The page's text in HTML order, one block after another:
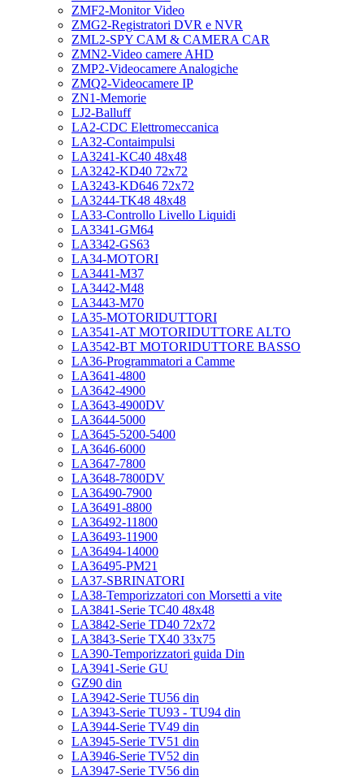
ZMF2-Monitor Video
ZMG2-Registratori DVR e NVR
ZML2-SPY CAM & CAMERA CAR
ZMN2-Video camere AHD
ZMP2-Videocamere Analogiche
ZMQ2-Videocamere IP
ZN1-Memorie
LJ2-Balluff
LA2-CDC Elettromeccanica
LA32-Contaimpulsi
LA3241-KC40 48x48
LA3242-KD40 72x72
LA3243-KD646 72x72
LA3244-TK48 48x48
LA33-Controllo Livello Liquidi
LA3341-GM64
LA3342-GS63
LA34-MOTORI
LA3441-M37
LA3442-M48
LA3443-M70
LA35-MOTORIDUTTORI
LA3541-AT MOTORIDUTTORE ALTO
LA3542-BT MOTORIDUTTORE BASSO
LA36-Programmatori a Camme
LA3641-4800
LA3642-4900
LA3643-4900DV
LA3644-5000
LA3645-5200-5400
LA3646-6000
LA3647-7800
LA3648-7800DV
LA36490-7900
LA36491-8800
LA36492-11800
LA36493-11900
LA36494-14000
LA36495-PM21
LA37-SBRINATORI
LA38-Temporizzatori con Morsetti a vite
LA3841-Serie TC40 48x48
LA3842-Serie TD40 72x72
LA3843-Serie TX40 33x75
LA390-Temporizzatori guida Din
LA3941-Serie GU
GZ90 din
LA3942-Serie TU56 din
LA3943-Serie TU93 - TU94 din
LA3944-Serie TV49 din
LA3945-Serie TV51 din
LA3946-Serie TV52 din
LA3947-Serie TV56 din